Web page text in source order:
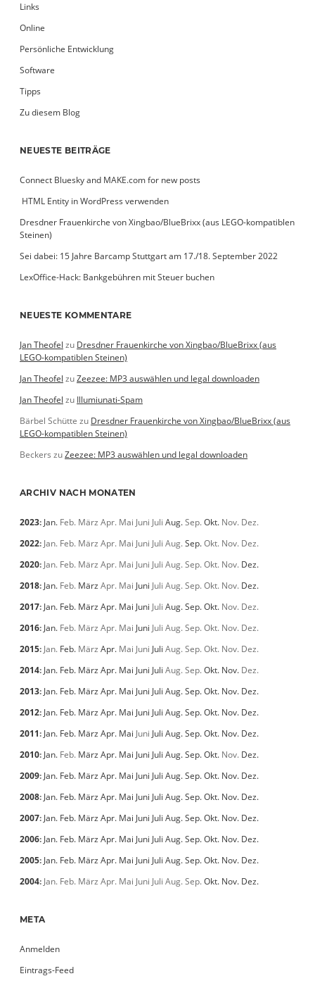
Links
Online
Persönliche Entwicklung
Software
Tipps
Zu diesem Blog
NEUESTE BEITRÄGE
Connect Bluesky and MAKE.com for new posts
­ HTML Entity in WordPress verwenden
Dresdner Frauenkirche von Xingbao/BlueBrixx (aus LEGO-kompatiblen
Steinen)
Sei dabei: 15 Jahre Barcamp Stuttgart am 17./18. September 2022
LexOffice-Hack: Bankgebühren mit Steuer buchen
NEUESTE KOMMENTARE
Jan Theofel zu Dresdner Frauenkirche von Xingbao/BlueBrixx (aus
LEGO-kompatiblen Steinen)
Jan Theofel zuZeezee: MP3 auswählen und legal downloaden
Jan Theofel zu Illumiunati-Spam
Bärbel Schütte zu Dresdner Frauenkirche von Xingbao/BlueBrixx (aus
LEGO-kompatiblen Steinen)
Beckers zuZeezee: MP3 auswählen und legal downloaden
ARCHIV NACH MONATEN
2023: Jan. Feb. März Apr. Mai Juni Juli Aug.Sep.Okt. Nov. Dez.
2022: Jan. Feb. März Apr. Mai Juni Juli Aug.Sep.Okt. Nov. Dez.
2020: Jan. Feb. März Apr. Mai Juni Juli Aug.Sep.Okt. Nov. Dez.
2018: Jan. Feb. März Apr. Mai Juni Juli Aug.Sep.Okt. Nov. Dez.
2017: Jan. Feb. März Apr. Mai Juni Juli Aug.Sep.Okt. Nov. Dez.
2016: Jan. Feb. März Apr. Mai Juni Juli Aug.Sep.Okt. Nov. Dez.
2015: Jan. Feb. März Apr. Mai Juni Juli Aug.Sep.Okt. Nov. Dez.
2014: Jan. Feb. März Apr. Mai Juni Juli Aug.Sep.Okt. Nov. Dez.
2013: Jan. Feb. März Apr. Mai Juni Juli Aug.Sep.Okt. Nov. Dez.
2012: Jan. Feb. März Apr. Mai Juni Juli Aug.Sep.Okt. Nov. Dez.
2011: Jan. Feb. März Apr. Mai Juni Juli Aug.Sep.Okt. Nov. Dez.
2010: Jan. Feb. März Apr. Mai Juni Juli Aug.Sep.Okt. Nov. Dez.
2009: Jan. Feb. März Apr. Mai Juni Juli Aug.Sep.Okt. Nov. Dez.
2008: Jan. Feb. März Apr. Mai Juni Juli Aug.Sep.Okt. Nov. Dez.
2007: Jan. Feb. März Apr. Mai Juni Juli Aug.Sep.Okt. Nov. Dez.
2006: Jan. Feb. März Apr. Mai Juni Juli Aug.Sep.Okt. Nov. Dez.
2005: Jan. Feb. März Apr. Mai Juni Juli Aug.Sep.Okt. Nov. Dez.
2004: Jan. Feb. März Apr. Mai Juni Juli Aug.Sep.Okt. Nov. Dez.
META
Anmelden
Eintrags-Feed